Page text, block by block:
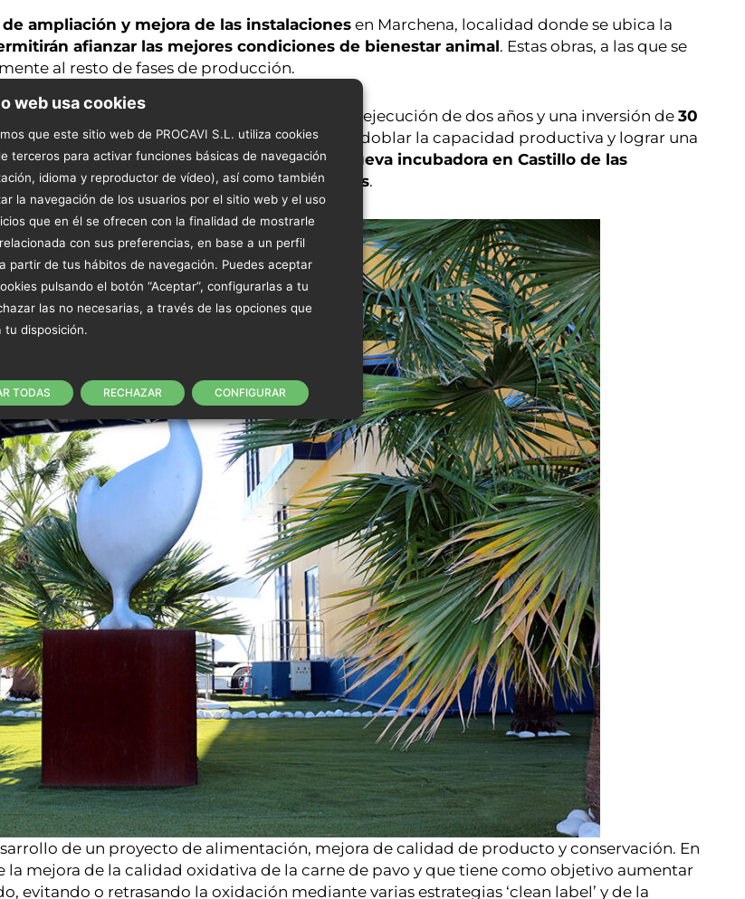
de ampliación y mejora de las instalaciones en Marchena, localidad donde se ubica la
afianzar las mejores condiciones de bienestar animal. Estas obras, a las que se
al resto de fases de producción.
piensos en Sierra Yeguas , con un plazo de ejecución de dos años y una inversión de 30
de toda la maquinaria, se conseguirá doblar la capacidad productiva y lograr una
de los proyectos es la construcción de una
nueva incubadora en Castillo de las
y un presupuesto de3 millones de euros.
de un proyecto de alimentación, mejora de calidad de producto y conservación. En
la mejora de la calidad oxidativa de la carne de pavo y que tiene como objetivo aumentar
evitando o retrasando la oxidación mediante varias estrategias ‘clean label’ y de la
web usa cookies
que este sitio web de PROCAVI S.L. utiliza cookies
terceros para activar funciones básicas de navegación
idioma y reproductor de vídeo), así como también
la navegación de los usuarios por el sitio web y el uso
que en él se ofrecen con la finalidad de mostrarle
con sus preferencias, en base a un perfil
partir de tus hábitos de navegación. Puedes aceptar
pulsando el botón “Aceptar”, configurarlas a tu
las no necesarias, a través de las opciones que
tu disposición.
TODAS RECHAZAR CONFIGURAR